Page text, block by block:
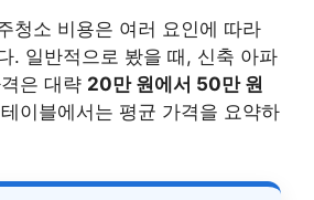
청소 비용은 여러 요인에 따라
. 일반적으로 봤을 때, 신축 아파
은 대략 20만 원에서 50만 원
이블에서는 평균 가격을 요약하